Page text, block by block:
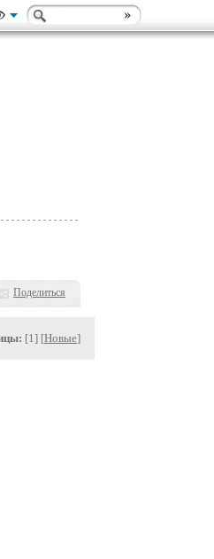
Поделиться
[1] [Новые]